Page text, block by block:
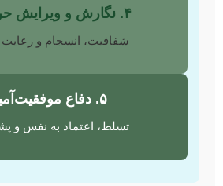
۴. نگارش و ویرایش حرفه‌ای
شفافیت، انسجام و
۵. دفاع موفقیت‌آمیز
تسلط، اعتماد به نفس و